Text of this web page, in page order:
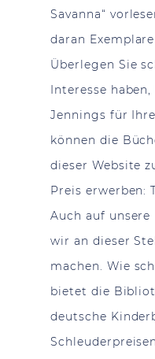
Savanna“
daran
Überlegen Sie
Interesse
Jennings für
können die
dieser Website
Preis erwerben:
Auch auf
wir an dieser
machen. Wie
bietet die
deutsche